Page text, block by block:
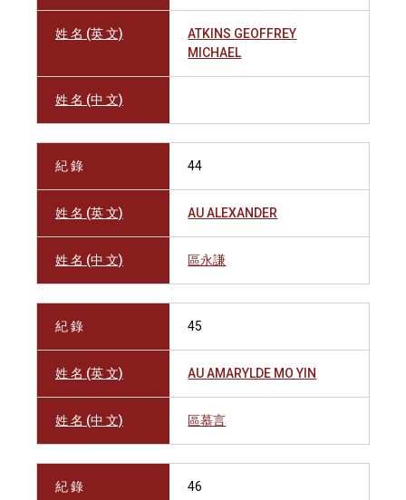
姓 名 (英 文)
ATKINS GEOFFREY
MICHAEL
姓 名 (中 文)
紀 錄 44
姓 名 (英 文) AU ALEXANDER
姓 名 (中 文) 區永謙
紀 錄 45
姓 名 (英 文) AU AMARYLDE MO YIN
姓 名 (中 文) 區慕言
紀 錄 46